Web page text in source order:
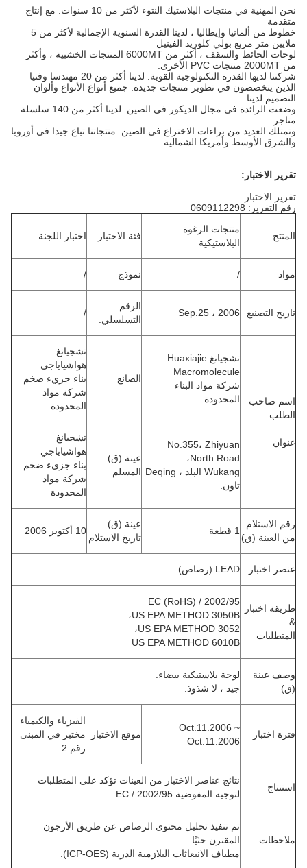
نحن المهنية في منتجات البلاستيك النتوء لأكثر من 10 سنوات.
مع إنتاج
متقدمة
خطوط من ألمانيا وإيطاليا ، لدينا القدرة السنوية الإجمالية لأكثر من 5
ملايين متر مربع بولي كلوريد الفينيل
لوحات الحائط والسقف ، أكثر من 6000MT المنتجات الخشبية ، وأكثر
من 2000MT منتجات PVC الأخرى.
شركتنا لديها القدرة التكنولوجية القوية.
لدينا أكثر من 20 مهندسا وفنيا
الذين يتخصصون في تطوير منتجات جديدة.
جميع أنواع الأنواع وألوان
التصميم لدينا
وضعت الرائدة في مجال الديكور في الصين.
لدينا أكثر من 140 سلسلة
متاجر
وتمتلك العديد من براءات الاختراع في الصين.
منتجاتنا تباع جيدا في أوروبا
والشرق الأوسط وأمريكا الشمالية.
تقرير الاختبار:
تقرير الاختبار
رقم التقرير: 0609112298
المنتج
منتجات الرغوة
البلاستيكية
فئة الاختبار اختبار اللجنة
مواد نموذج
تاريخ التصنيع Sep.25 ، 2006
الرقم
التسلسلي.
اسم صاحب
الطلب
عنوان
تشجيانغ Huaxiajie
Macromolecule
شركة مواد البناء
المحدودة
الصانع
تشجيانغ
هواشياياجي
بناء جزيء ضخم
شركة مواد
المحدودة
No.355، Zhiyuan
North Road،
Wukang البلد ، Deqing
تاون.
عينة (ق)
المسلم
تشجيانغ
هواشياياجي
بناء جزيء ضخم
شركة مواد
المحدودة
رقم الاستلام
من العينة (ق)
عينة (ق)
تاريخ الاستلام
10 أكتوبر 2006
عنصر اختبار LEAD (رصاص)
طريقة اختبار
&
المتطلبات
2002/95 / EC (RoHS)
US EPA METHOD 3050B،
US EPA METHOD 3052،
US EPA METHOD 6010B
وصف عينة
(ق)
لوحة بلاستيكية بيضاء.
جيد ، لا شذوذ.
فترة اختبار
Oct.11.2006 ~
Oct.11.2006
موقع الاختبار
الفيزياء والكيمياء
مختبر في المبنى
رقم 2
استنتاج
نتائج عناصر الاختبار من العينات تؤكد على المتطلبات
لتوجيه المفوضية 2002/95 / EC.
ملاحظات
تم تنفيذ تحليل محتوى الرصاص عن طريق الأرجون
المقترن حثيًا
مطياف الانبعاثات البلازمية الذرية (ICP-OES).